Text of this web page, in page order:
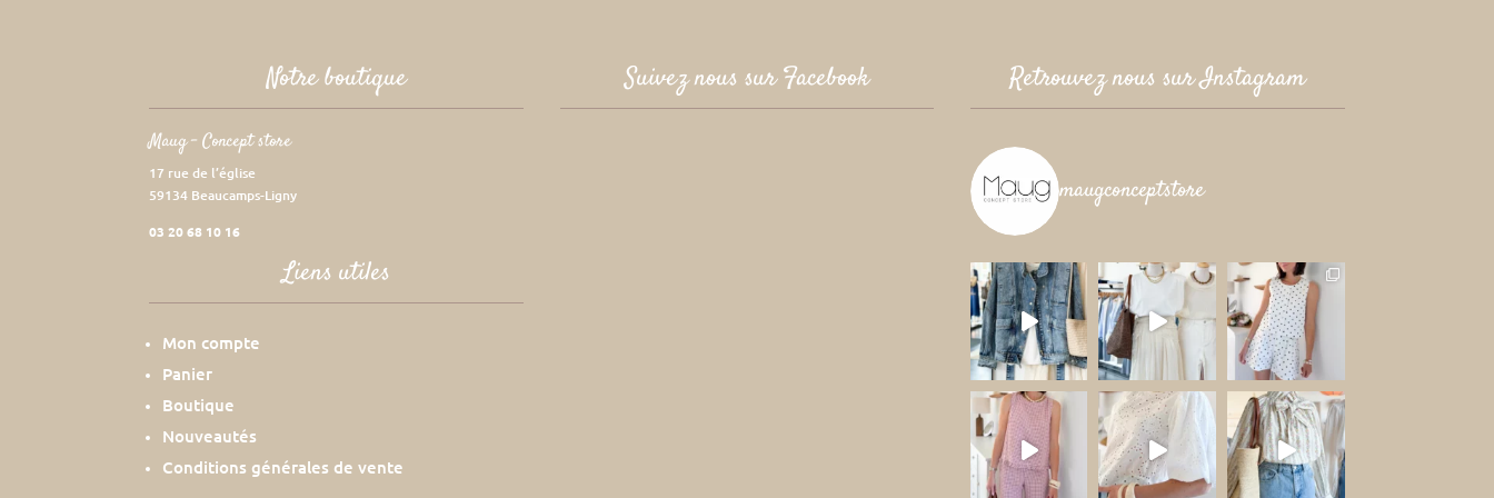
Notre boutique
Maug – Concept store
17 rue de l’église
59134 Beaucamps-Ligny
03 20 68 10 16
Liens utiles
Mon compte
Panier
Boutique
Nouveautés
Conditions générales de vente
Suivez nous sur Facebook Retrouvez nous sur Instagram
maugconceptstore